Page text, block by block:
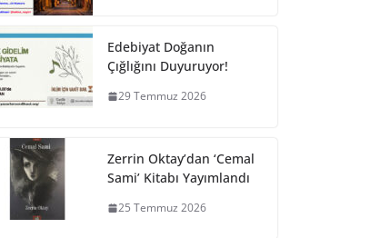
Edebiyat Doğanın
Çığlığını Duyuruyor!
29 Temmuz 2026
Zerrin Oktay’dan ‘Cemal
Sami’ Kitabı Yayımlandı
25 Temmuz 2026